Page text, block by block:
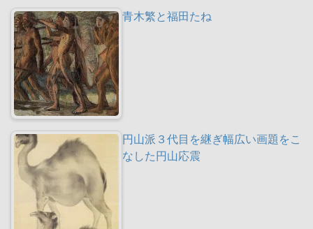
青木繁と福田たね
円山派３代目を継ぎ幅広い画題をこ
なした円山応震